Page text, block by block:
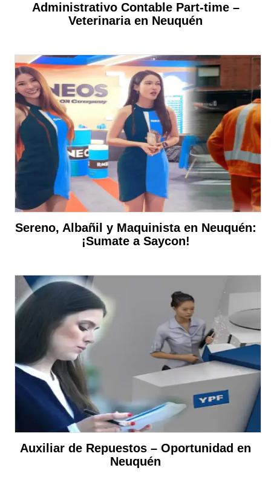
Administrativo Contable Part-time –
Veterinaria en Neuquén
Sereno, Albañil y Maquinista en Neuquén:
¡Sumate a Saycon!
Auxiliar de Repuestos – Oportunidad en
Neuquén